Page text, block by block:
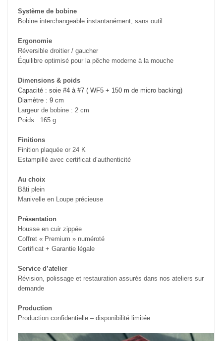
Système de bobine
Bobine interchangeable instantanément, sans outil
Ergonomie
Réversible droitier / gaucher
Équilibre optimisé pour la pêche moderne à la mouche
Dimensions & poids
Capacité : soie #4 à #7 ( WF5 + 150 m de micro backing)
Diamètre : 9 cm
Largeur de bobine : 2 cm
Poids : 165 g
Finitions
Finition plaquée or 24 K
Estampillé avec certificat d’authenticité
Au choix
Bâti plein
Manivelle en Loupe précieuse
Présentation
Housse en cuir zippée
Coffret « Premium » numéroté
Certificat + Garantie légale
Service d’atelier
Révision, polissage et restauration assurés dans nos ateliers sur
demande
Production
Production confidentielle – disponibilité limitée